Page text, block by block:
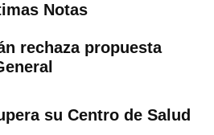
Notas
rechaza propuesta
su Centro de Salud